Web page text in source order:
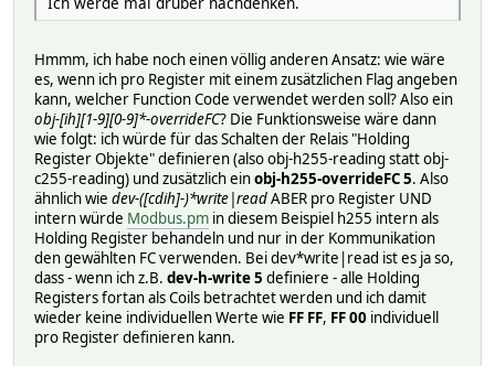
Hmmm, ich habe noch einen völlig anderen Ansatz: wie wäre
es, wenn ich pro Register mit einem zusätzlichen Flag angeben
kann, welcher Function Code verwendet werden soll? Also ein
obj-[ih][1-9][0-9]*-overrideFC? Die Funktionsweise wäre dann
wie folgt: ich würde für das Schalten der Relais "Holding
Register Objekte" definieren (also obj-h255-reading statt obj-
c255-reading) und zusätzlich einobj-h255-overrideFC 5. Also
ähnlich wie dev-([cdih]-)*write|readABER pro Register UND
intern würde Modbus.pm in diesem Beispiel h255 intern als
Holding Register behandeln und nur in der Kommunikation
den gewählten FC verwenden. Bei dev*write|read ist es ja so,
dass - wenn ich z.B. dev-h-write 5 definiere - alle Holding
Registers fortan als Coils betrachtet werden und ich damit
wieder keine individuellen Werte wie FF FF, FF 00 individuell
pro Register definieren kann.